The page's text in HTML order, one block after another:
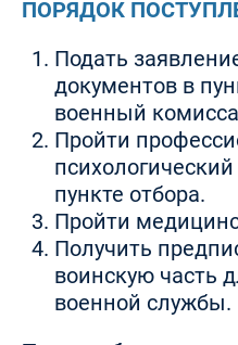
ПОРЯДОК
Подать
документов в
военный
Пройти
пункте отбора.
Пройти
Получить
воинскую часть
военной службы.